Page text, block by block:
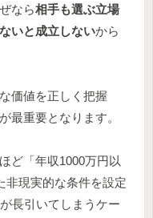
なら相手も選ぶ立場
いと成立しないから
価値を正しく把握
最重要となります。
ど「年収1000万円以
非現実的な条件を設定
長引いてしまうケー